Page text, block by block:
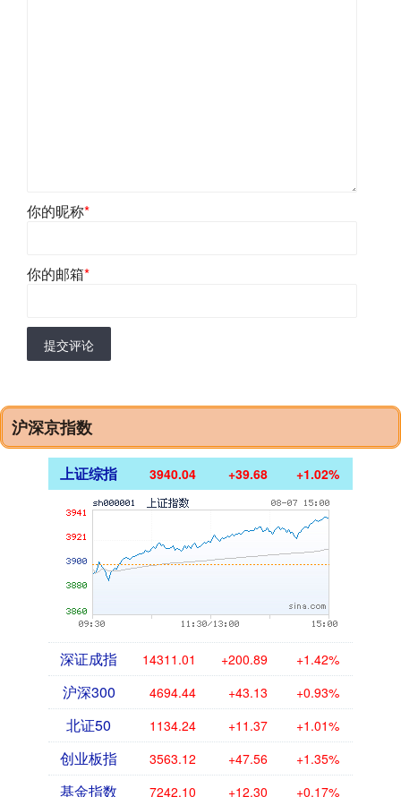
你的昵称*
你的邮箱*
提交评论
沪深京指数
上证综指 3940.04 +39.68 +1.02%
深证成指 14311.01 +200.89 +1.42%
沪深300 4694.44 +43.13 +0.93%
北证50 1134.24 +11.37 +1.01%
创业板指 3563.12 +47.56 +1.35%
基金指数 7242.10 +12.30 +0.17%